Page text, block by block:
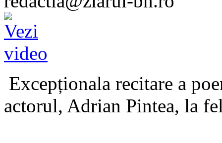
Excepționala recitare a
actorul, Adrian Pintea, la